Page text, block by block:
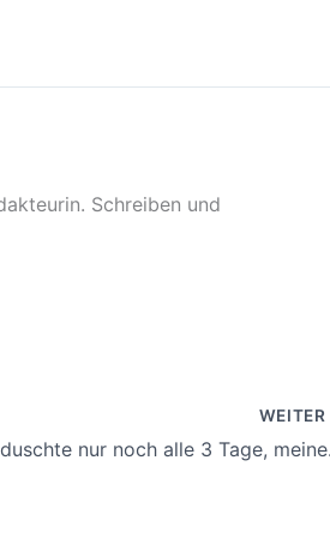
Schreiben und
WEITER
Ich